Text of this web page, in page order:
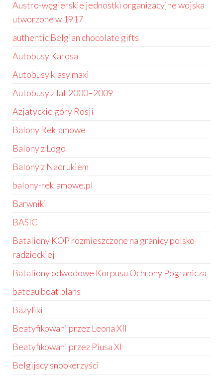
Austro-węgierskie jednostki organizacyjne wojska
utworzone w 1917
authentic Belgian chocolate gifts
Autobusy Karosa
Autobusy klasy maxi
Autobusy z lat 2000–2009
Azjatyckie góry Rosji
Balony Reklamowe
Balony z Logo
Balony z Nadrukiem
balony-reklamowe.pl
Barwniki
BASIC
Bataliony KOP rozmieszczone na granicy polsko-
radzieckiej
Bataliony odwodowe Korpusu Ochrony Pogranicza
bateau boat plans
Bazyliki
Beatyfikowani przez Leona XII
Beatyfikowani przez Piusa XI
Belgijscy snookerzyści